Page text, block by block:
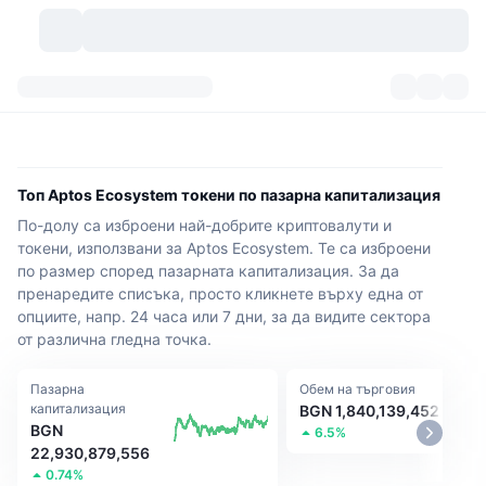
Категории
Исторически моментни снимки
Отключвания на токени
Продукти за доходност
Активи от реалния свят
Преглед на пазара
Спот пазар
Брой криптовалути
Биткойн хазни
БНБ хазни
Сигнали New
Популярни
Нов
Печеливши
Мем експолорър
Борси
Централизирани борси
Спот
Деривати
Децентрализирани борси
Community
Фийдове
Теми
Сесии на живо
API
API
Крипто API
Продукти
Продукти
Топ Aptos Ecosystem токени по пазарна капитализация
По-долу са изброени най-добрите криптовалути и
токени, използвани за Aptos Ecosystem. Те са изброени
по размер според пазарната капитализация. За да
пренаредите списъка, просто кликнете върху една от
опциите, напр. 24 часа или 7 дни, за да видите сектора
от различна гледна точка.
Пазарна
капитализация
BGN
22,930,879,556
0.74%
Обем на търговия
BGN 1,840,139,452
6.5%